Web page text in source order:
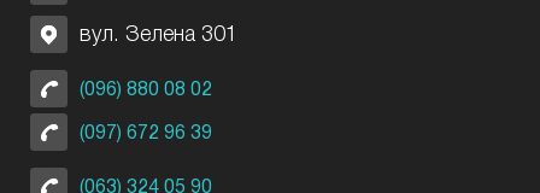
вул. Зелена 301
(096) 880 08 02
(097) 672 96 39
(063) 324 05 90